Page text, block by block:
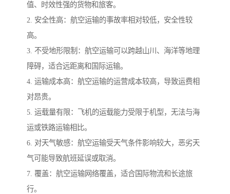
值、时效性强的货物和旅客。
2. 安全性高：航空运输的事故率相对较低，安全性较
高。
3. 不受地形限制：航空运输可以跨越山川、海洋等地理
障碍，适合远距离和国际运输。
4. 运输成本高：航空运输的运营成本较高，导致运费相
对昂贵。
5. 运载量有限：飞机的运载能力受限于机型，无法与海
运或铁路运输相比。
6. 对天气敏感：航空运输受天气条件影响较大，恶劣天
气可能导致航班延误或取消。
7. 覆盖：航空运输网络覆盖，适合国际物流和长途旅
行。